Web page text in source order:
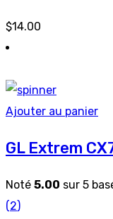
$14.00
Ajouter au panier
GL Extrem
Noté 5.00 sur 5
(2)